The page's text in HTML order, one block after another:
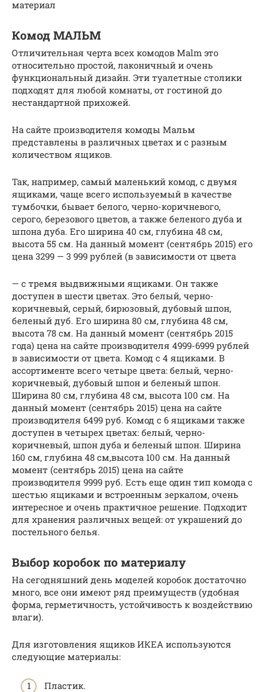
материал
Комод МАЛЬМ
Отличительная черта всех комодов Malm это
относительно простой, лаконичный и очень
функциональный дизайн. Эти туалетные столики
подходят для любой комнаты, от гостиной до
нестандартной прихожей.
На сайте производителя комоды Мальм
представлены в различных цветах и ​​с разным
количеством ящиков.
Так, например, самый маленький комод, с двумя
ящиками, чаще всего используемый в качестве
тумбочки, бывает белого, черно-коричневого,
серого, березового цветов, а также беленого дуба и
шпона дуба. Его ширина 40 см, глубина 48 см,
высота 55 см. На данный момент (сентябрь 2015) его
цена 3299 — 3 999 рублей (в зависимости от цвета
— с тремя выдвижными ящиками. Он также
доступен в шести цветах. Это белый, черно-
коричневый, серый, бирюзовый, дубовый шпон,
беленый дуб. Его ширина 80 см, глубина 48 см,
высота 78 см. На данный момент (сентябрь 2015
года) цена на сайте производителя 4999-6999 рублей
в зависимости от цвета. Комод с 4 ящиками. В
ассортименте всего четыре цвета: белый, черно-
коричневый, дубовый шпон и беленый шпон.
Ширина 80 см, глубина 48 см, высота 100 см. На
данный момент (сентябрь 2015) цена на сайте
производителя 6499 руб. Комод с 6 ящиками также
доступен в четырех цветах: белый, черно-
коричневый, шпон дуба и беленый шпон. Ширина
160 см, глубина 48 см,высота 100 см. На данный
момент (сентябрь 2015) цена на сайте
производителя 9999 руб. Есть еще один тип комода с
шестью ящиками и встроенным зеркалом, очень
интересное и очень практичное решение. Подходит
для хранения различных вещей: от украшений до
постельного белья.
Выбор коробок по материалу
На сегодняшний день моделей коробок достаточно
много, все они имеют ряд преимуществ (удобная
форма, герметичность, устойчивость к воздействию
влаги).
Для изготовления ящиков ИКЕА используются
следующие материалы:
Пластик.